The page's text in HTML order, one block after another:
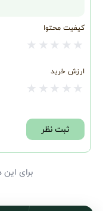
کیفیت محتوا
★ ★ ★ ★ ★
ارزش خرید
★ ★ ★ ★ ★
ثبت نظر
برای